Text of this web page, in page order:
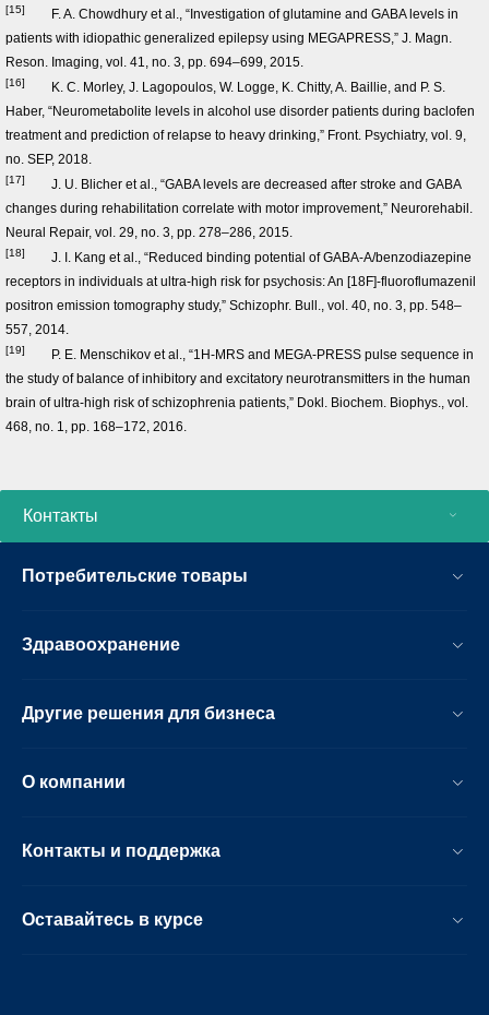
[15]
F. A. Chowdhury et al., “Investigation of glutamine and GABA levels in
patients with idiopathic generalized epilepsy using MEGAPRESS,” J. Magn.
Reson. Imaging, vol. 41, no. 3, pp. 694–699, 2015.
[16]
K. C. Morley, J. Lagopoulos, W. Logge, K. Chitty, A. Baillie, and P. S.
Haber, “Neurometabolite levels in alcohol use disorder patients during baclofen
treatment and prediction of relapse to heavy drinking,” Front. Psychiatry, vol. 9,
no. SEP, 2018.
[17]
J. U. Blicher et al., “GABA levels are decreased after stroke and GABA
changes during rehabilitation correlate with motor improvement,” Neurorehabil.
Neural Repair, vol. 29, no. 3, pp. 278–286, 2015.
[18]
J. I. Kang et al., “Reduced binding potential of GABA-A/benzodiazepine
receptors in individuals at ultra-high risk for psychosis: An [18F]-fluoroflumazenil
positron emission tomography study,” Schizophr. Bull., vol. 40, no. 3, pp. 548–
557, 2014.
[19]
P. E. Menschikov et al., “1H-MRS and MEGA-PRESS pulse sequence in
the study of balance of inhibitory and excitatory neurotransmitters in the human
brain of ultra-high risk of schizophrenia patients,” Dokl. Biochem. Biophys., vol.
468, no. 1, pp. 168–172, 2016.
Контакты
Потребительские товары
Здравоохранение
Другие решения для бизнеса
О компании
Контакты и поддержка
Оставайтесь в курсе